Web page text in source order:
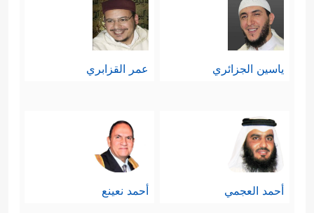
ياسين الجزائري عمر القزابري
أحمد العجمي أحمد نعينع